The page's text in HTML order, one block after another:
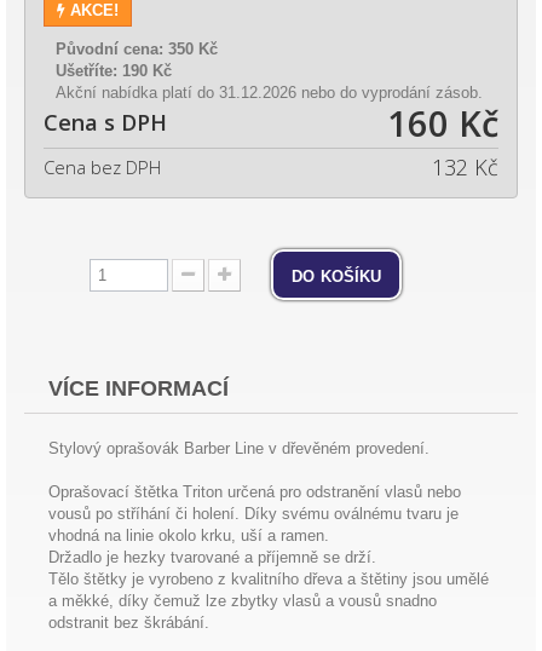
AKCE!
Původní cena: 350 Kč
Ušetříte: 190 Kč
Akční nabídka platí do 31.12.2026 nebo do vyprodání zásob.
Cena s DPH 160 Kč
Cena bez DPH 132 Kč
do košíku
VÍCE INFORMACÍ
Stylový oprašovák Barber Line v dřevěném provedení.
Oprašovací štětka Triton určená pro odstranění vlasů nebo
vousů po stříhání či holení. Díky svému oválnému tvaru je
vhodná na linie okolo krku, uší a ramen.
Držadlo je hezky tvarované a příjemně se drží.
Tělo štětky je vyrobeno z kvalitního dřeva a štětiny jsou umělé
a měkké, díky čemuž lze zbytky vlasů a vousů snadno
odstranit bez škrábání.